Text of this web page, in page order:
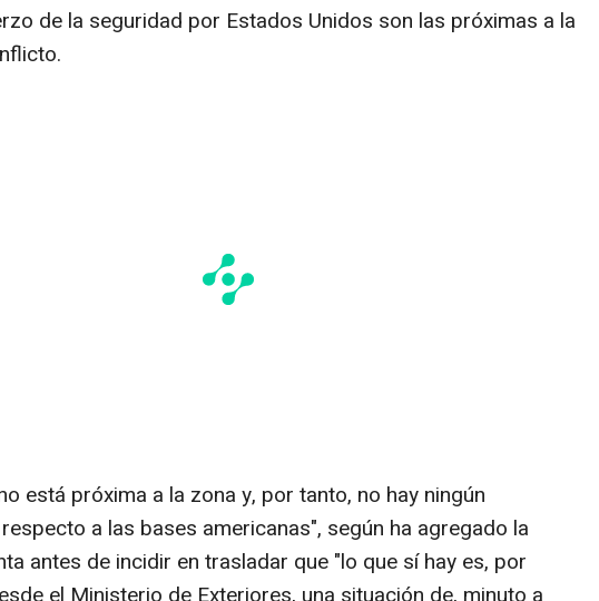
de la seguridad por Estados Unidos son las próximas a la
está próxima a la zona y, por tanto, no hay ningún
a las bases americanas", según ha agregado la
antes de incidir en trasladar que "lo que sí hay es, por